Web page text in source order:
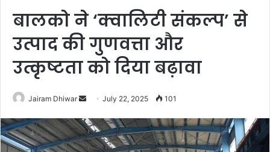
बालको ने ‘क्वालिटी संकल्प’ से
उत्पाद की गुणवत्ता और
उत्कृष्टता को दिया बढ़ावा
Jairam Dhiwar
Send
email
July 22, 2025 101